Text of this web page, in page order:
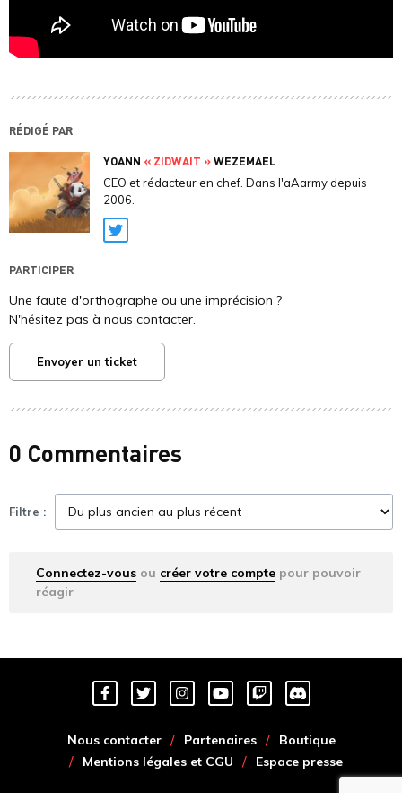
RÉDIGÉ PAR
YOANN « ZIDWAIT »WEZEMAEL
CEO et rédacteur en chef. Dans l'aAarmy depuis
2006.
Twitter
PARTICIPER
Une faute d'orthographe ou une imprécision ?
N'hésitez pas à nous contacter.
Envoyer un ticket
0 Commentaires
Filtre :
Connectez-vous ou créer votre compte pour pouvoir
réagir
Nous contacter Partenaires
Boutique
Mentions légales et CGU
Espace presse